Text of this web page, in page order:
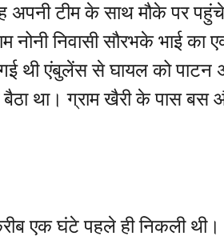
अपनी टीम के साथ मौके पर
नोनी निवासी सौरभके भाई का
थी एंबुलेंस से घायल को पाटन
था। ग्राम खैरी के पास
एक घंटे पहले ही निकली